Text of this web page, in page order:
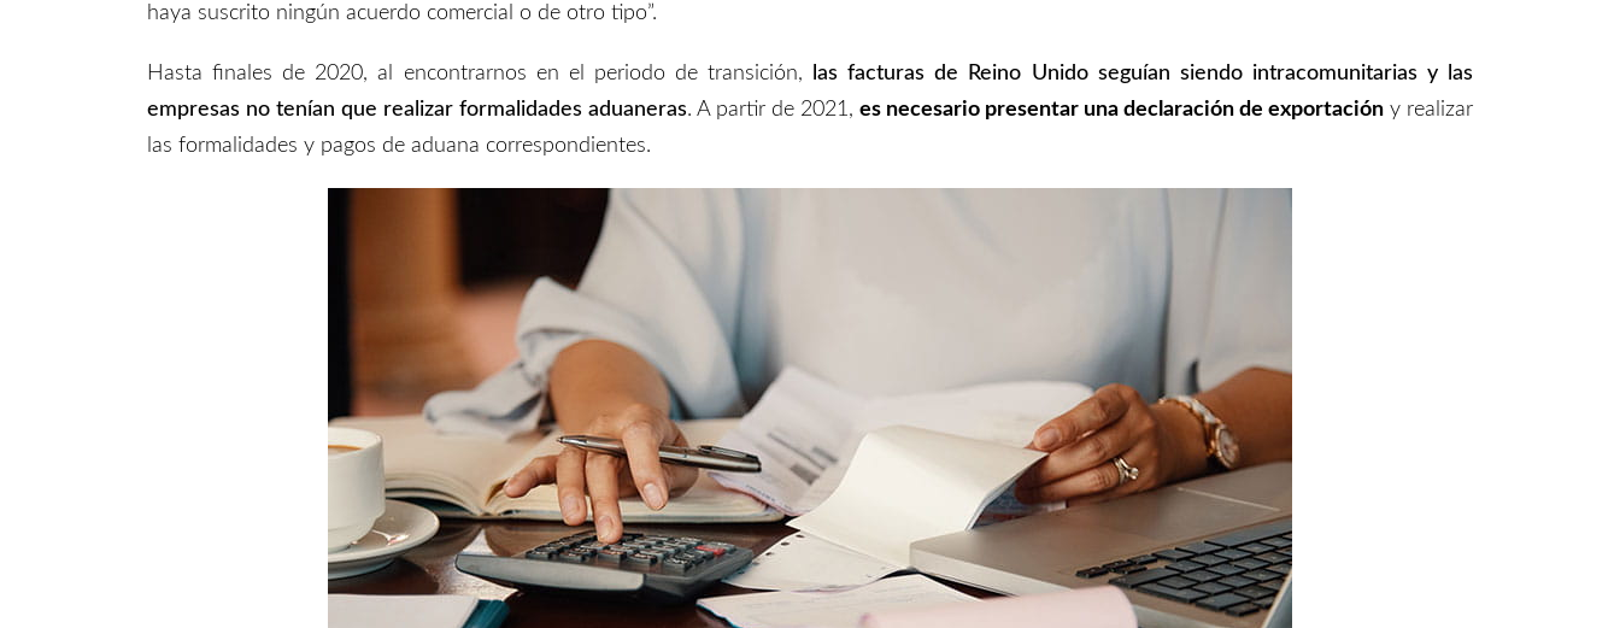
haya suscrito ningún acuerdo comercial o de otro tipo”.
Hasta finales de 2020, al encontrarnos en el periodo de transición, las facturasde Reino Unido seguían siendo intracomunitarias y
las
empresas no tenían que realizar formalidades aduaneras. A partir de 2021, es necesario presentar una declaración de exportación y realizar
las formalidades y pagos de aduana correspondientes.